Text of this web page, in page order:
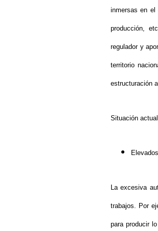
inmersas en el
producción,
regulador y
territorio
estructuración
Situación
La excesiva
trabajos. Por
para producir